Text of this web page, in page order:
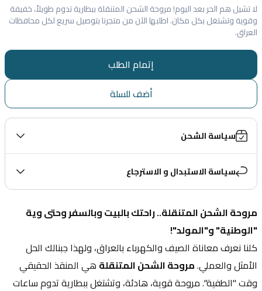
لا تشيل هم الحر بعد اليوم! مروحة الشحن المتنقلة ببطارية تدوم طويلاً، خفيفة
وقوية وتشتغل بكل مكان. اطلبها الآن من متجرنا بتوصيل سريع لكل محافظات
العراق.
إتمام الطلب
أضف للسلة
سياسة الشحن
سياسة الاستبدال و الاسترجاع
"الوطنية" و"المولد"!
الأمثل والعملي. مروحة الشحن المتنقلة